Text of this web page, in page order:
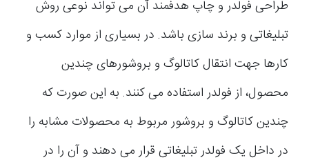
طراحی فولدر و چاپ هدفمند آن می تواند نوعی روش
تبلیغاتی و برند سازی باشد. در بسیاری از موارد کسب و
کارها جهت انتقال کاتالوگ و بروشورهای چندین
محصول، از فولدر استفاده می کنند. به این صورت که
چندین کاتالوگ و بروشور مربوط به محصولات مشابه را
در داخل یک فولدر تبلیغاتی قرار می دهند و آن را در